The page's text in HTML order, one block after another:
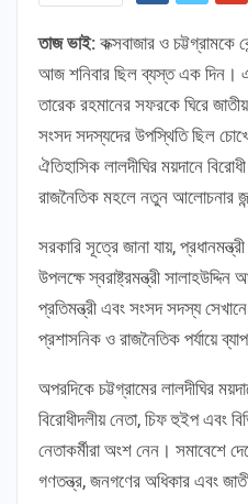
তাজ ভাই: কক্সবাজার ও চট্টগ্রামকে
আজ শনিবার ছিল ব্যস্ত এক দিন।
তারেক রহমানের সফরকে ঘিরে
সংসদ সদস্যদের উপস্থিতি ছিল
ঐতিহাসিক লালদীঘির ময়দানে
রাজনৈতিক মহলে নতুন আলোচনার
সরকারি সূত্রে জানা যায়,
উপলক্ষে স্বরাষ্ট্রমন্ত্রী
প্রতিমন্ত্রী এবং সংসদ সদস্য
প্রশাসনিক ও রাজনৈতিক পর্যায়ে
অপরদিকে চট্টগ্রামের লালদীঘির
বিরোধীদলীয় নেতা, চিফ হুইপ এবং
নেতাকর্মীরা অংশ নেন। সমাবেশে
গণতন্ত্র, জনগণের অধিকার এবং